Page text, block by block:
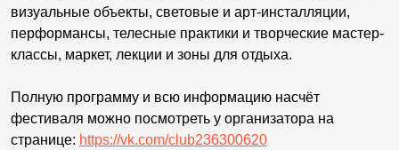
визуальные объекты, световые и арт-инсталляции,
перформансы, телесные практики и творческие мастер-
классы, маркет, лекции и зоны для отдыха.
Полную программу и всю информацию насчёт
фестиваля можно посмотреть у организатора на
странице: https://vk.com/club236300620